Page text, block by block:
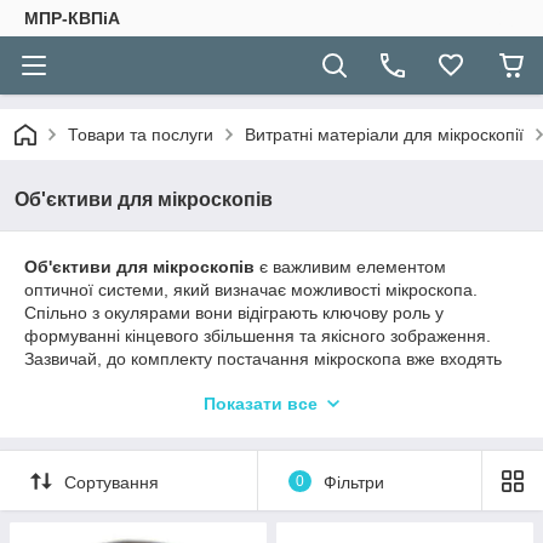
МПР-КВПіА
Товари та послуги Витратні матеріали для мікроскопії
Об'єктиви для мікроскопів
Об'єктиви для мікроскопів є важливим елементом
оптичної системи, який визначає можливості мікроскопа.
Спільно з окулярами вони відіграють ключову роль у
формуванні кінцевого збільшення та якісного зображення.
Зазвичай, до комплекту постачання мікроскопа вже входять
якщо це ваш перший досвід досліджень. Пізніше, щоб
об’єктиви для мікроскопа.
Корисні поради, які допоможуть вибрати об'єктив для
мікроскопа:
Показати все
Сортування 0 Фільтри